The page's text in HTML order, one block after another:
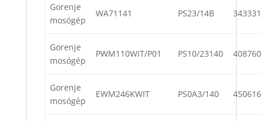
Gorenje
mosógép
WA71141 PS23/14B 343331
Gorenje
mosógép
PWM110WIT/P01 PS10/23140 408760
Gorenje
mosógép
EWM246KWIT PS0A3/140 450616